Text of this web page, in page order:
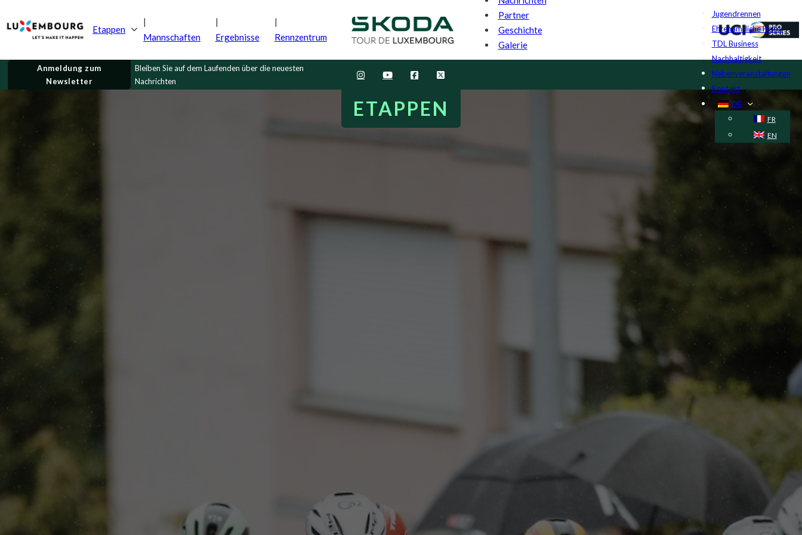
Etappen
Mannschaften Ergebnisse Rennzentrum
Partner
Geschichte
Galerie
Anmeldung zum
Newsletter
Bleiben Sie auf dem Laufenden über die neuesten
Nachrichten
Jugendrennen
Ehrenamtliche Helfer
TDL Business
Nachhaltigkeit
Nebenveranstaltungen
Kontakt
DE
FR
EN
ETAPPEN